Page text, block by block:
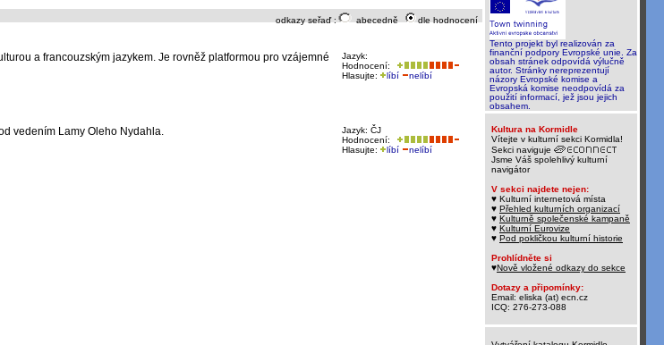
odkazy seřaď : abecedně dle hodnocení
Jazyk:
Hodnocení:
Hlasujte:
líbí nelíbí
a francouzským jazykem. Je rovněž platformou pro vzájemné
Jazyk: ČJ
Hodnocení:
Hlasujte:
líbí nelíbí
vedením Lamy Oleho Nydahla.
Tento projekt byl realizován za
finanční podpory Evropské unie. Za
obsah stránek odpovídá výlučně
autor. Stránky nereprezentují
názory Evropské komise a
Evropská komise neodpovídá za
použití informací, jež jsou jejich
obsahem.
Kultura na Kormidle
Vítejte v kulturní sekci Kormidla!
Sekci naviguje
Jsme Váš spolehlivý kulturní
navigátor
V sekci najdete nejen:
♥ Kulturní internetová místa
♥ Přehled kulturních organizací
♥ Kulturně společenské kampaně
♥ Kulturní Eurovize
♥ Pod pokličkou kulturní historie
Prohlídněte si
♥Nově vložené odkazy do sekce
Dotazy a připomínky:
Email: eliska (at) ecn.cz
ICQ: 276-273-088